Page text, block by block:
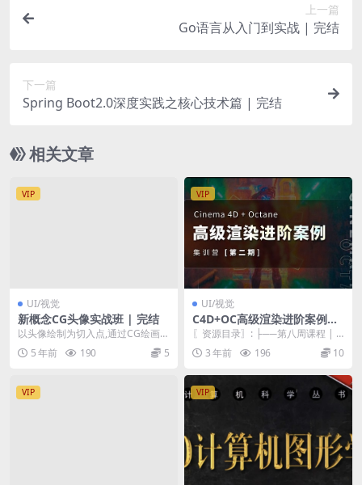
上一篇
Go语言从入门到实战 | 完结
下一篇
Spring Boot2.0深度实践之核心技术篇 | 完结
相关文章
VIP
UI/视觉
新概念CG头像实战班 | 完结
以头像绘制为切入点,通过CG绘画理
论结合相应技法,系统讲解CG创作思
维和常用技法
5 年前 190 5
VIP
UI/视觉
C4D+OC高级渲染进阶案例第
2期
〖资源目录〗: ├──第八周课程 | └
──08B_Daz基础课.zip 943...
3 年前 196 10
VIP VIP